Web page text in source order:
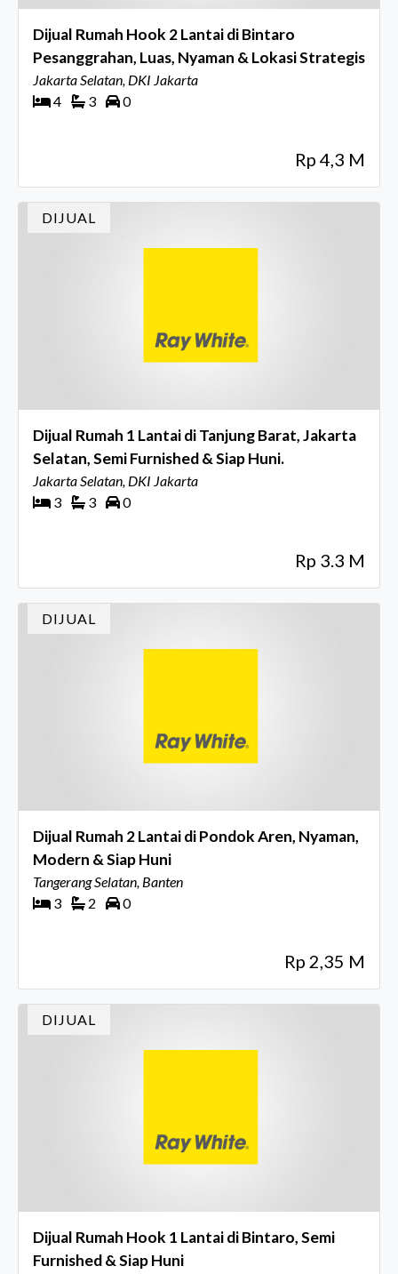
Dijual Rumah Hook 2 Lantai di Bintaro
Pesanggrahan, Luas, Nyaman & Lokasi Strategis
Jakarta Selatan, DKI Jakarta
4
3 0
Rp 4,3 M
DIJUAL
Dijual Rumah 1 Lantai di Tanjung Barat, Jakarta
Selatan, Semi Furnished & Siap Huni.
Jakarta Selatan, DKI Jakarta
3
3 0
Rp 3.3 M
DIJUAL
Dijual Rumah 2 Lantai di Pondok Aren, Nyaman,
Modern & Siap Huni
Tangerang Selatan, Banten
3
2 0
Rp 2,35 M
DIJUAL
Dijual Rumah Hook 1 Lantai di Bintaro, Semi
Furnished & Siap Huni